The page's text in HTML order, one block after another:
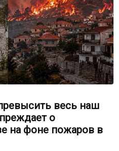
весь наш
о
на фоне пожаров в